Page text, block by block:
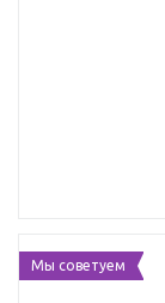
Мы советуем